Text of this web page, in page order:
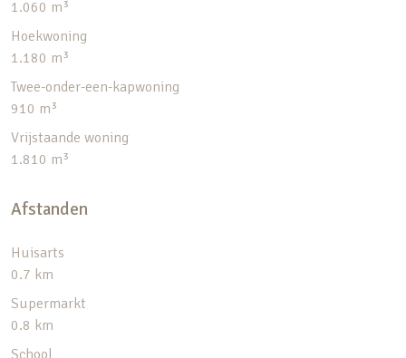
1.060 m³
Hoekwoning
1.180 m³
Twee-onder-een-kapwoning
910 m³
Vrijstaande woning
1.810 m³
Afstanden
Huisarts
0.7 km
Supermarkt
0.8 km
School